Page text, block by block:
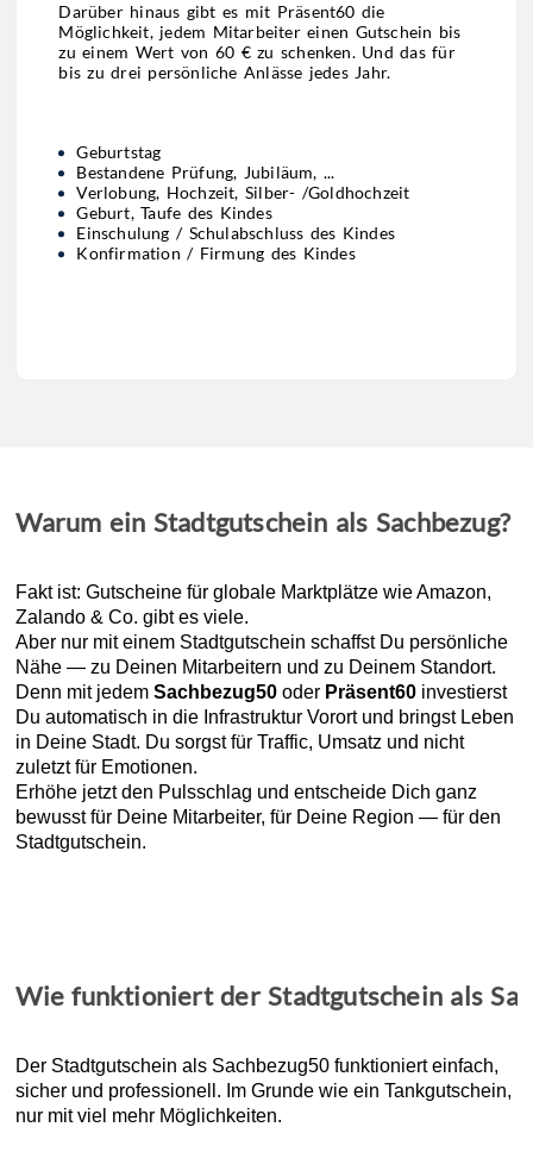
Darüber hinaus gibt es mit Präsent60 die
Möglichkeit, jedem Mitarbeiter einen Gutschein bis
zu einem Wert von 60 € zu schenken. Und das für
bis zu drei persönliche Anlässe jedes Jahr.
Geburtstag
Bestandene Prüfung, Jubiläum, ...
Verlobung, Hochzeit, Silber- /Goldhochzeit
Geburt, Taufe des Kindes
Einschulung / Schulabschluss des Kindes
Konfirmation / Firmung des Kindes
Warum ein Stadtgutschein als Sachbezug?
Fakt ist: Gutscheine für globale Marktplätze wie Amazon,
Zalando & Co. gibt es viele.
Aber nur mit einem Stadtgutschein schaffst Du persönliche
Nähe — zu Deinen Mitarbeitern und zu Deinem Standort.
Denn mit jedemSachbezug50 oder Präsent60 investierst
Du automatisch in die Infrastruktur Vorort und bringst Leben
in Deine Stadt. Du sorgst für Traffic, Umsatz und nicht
zuletzt für Emotionen.
Erhöhe jetzt den Pulsschlag und entscheide Dich ganz
bewusst für Deine Mitarbeiter, für Deine Region — für den
Stadtgutschein.
Wie funktioniert der Stadtgutschein als
Der Stadtgutschein als Sachbezug50 funktioniert einfach,
sicher und professionell. Im Grunde wie ein Tankgutschein,
nur mit viel mehr Möglichkeiten.